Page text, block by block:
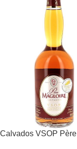
Calvados VSOP Père